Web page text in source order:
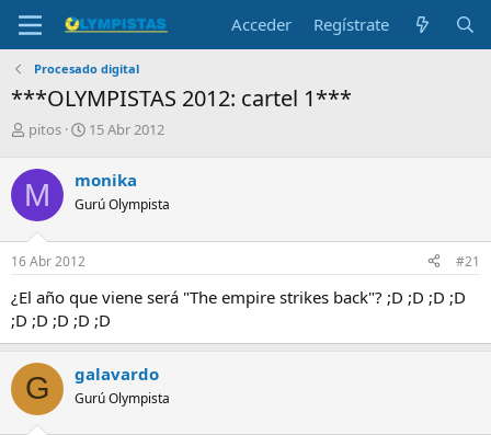
Acceder Regístrate
Procesado digital
***OLYMPISTAS 2012: cartel 1***
I
i
c
i
a
d
o
d
e
l
t
e
m
a
pitos
F
h
a
e
i
c
i
15 Abr 2012
M monika
Gurú Olympista
16 Abr 2012 #21
¿El año que viene será "The empire strikes back"? ;D ;D ;D ;D
;D ;D ;D ;D ;D
G galavardo
Gurú Olympista